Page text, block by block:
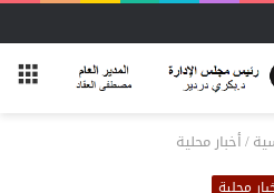
بالتصدير”
/أخبار محلية
محلية